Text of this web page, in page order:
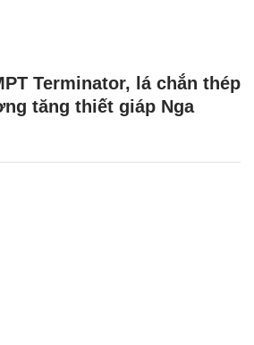
Terminator, lá chắn thép
tăng thiết giáp Nga